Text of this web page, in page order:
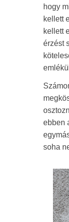
hogy
kellett
kellett
érzést
ebben
soha